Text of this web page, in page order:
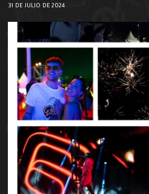
31 DE JULIO DE 2024